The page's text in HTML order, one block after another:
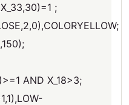
;
AND X_18>3;